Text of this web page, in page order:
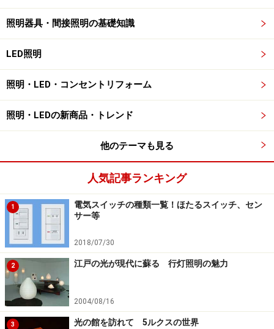
フロアライトのような低い位置のあかりはくつろぎ感を生み
出す
あります。こういった機能のあるシーリングライトやフ
ロアライトを取り入れ、明るさと光色をうまく調整すれ
うな明るさではないけれど作業するには十分な明るさ」
にすることも可能です。小さなお子さんのいるご家庭で
テレビで映画鑑賞する場合などは、間接光でテレビ背面
の壁を照らし、人がいるスペースは照明を落せば、映画
館のような臨場感とともに目にやさしい空間を作り出す
ことができます。機種によってはリモコンに複数のシー
ンボタンが設置されているので、あらかじめ登録してお
くとサッと設定できて便利ですよ。
次ページ
では、子供や高齢者にやさしいLED照明につい
て説明しましょう。
照明器具・間接照明の基礎知識
LED照明
照明・LED・コンセントリフォーム
照明・LEDの新商品・トレンド
他のテーマも見る
人気記事ランキング
1
電気スイッチの種類一覧！ほたるスイッチ、セン
サー等
2018/07/30
2 江戸の光が現代に蘇る 行灯照明の魅力
2004/08/16
3 光の館を訪れて 5ルクスの世界